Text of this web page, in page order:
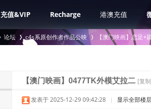
充值&VIP Recharge 港澳充值
论坛 c4s系原创作者作品公映
›
【澳门映画】恋足+
【澳门映画】0477TK外模艾拉二 [复
发表于 2025-12-29 09:42:28 | 显示全部楼